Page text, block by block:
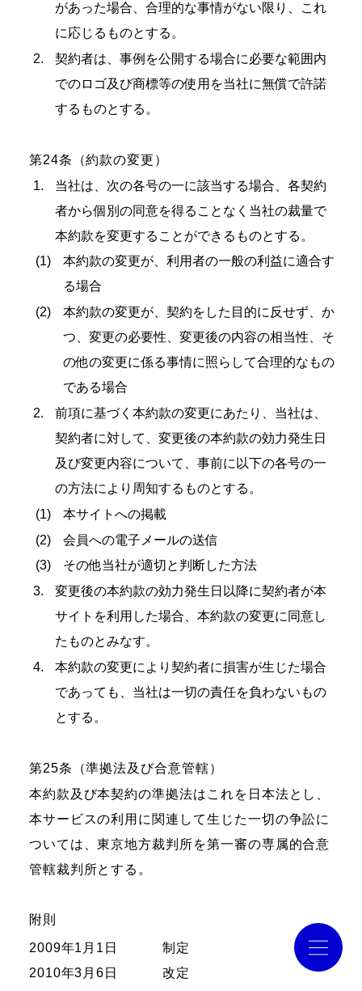
ホーム
機能一覧
目的・活用シーン
料金
導入事例
コラム
クラウドログ PC管理
があった場合、合理的な事情がない限り、これ
に応じるものとする。
契約者は、事例を公開する場合に必要な範囲内
でのロゴ及び商標等の使用を当社に無償で許諾
するものとする。
第24条（約款の変更）
当社は、次の各号の一に該当する場合、各契約
者から個別の同意を得ることなく当社の裁量で
本約款を変更することができるものとする。
本約款の変更が、利用者の一般の利益に適合す
る場合
本約款の変更が、契約をした目的に反せず、か
つ、変更の必要性、変更後の内容の相当性、そ
の他の変更に係る事情に照らして合理的なもの
である場合
前項に基づく本約款の変更にあたり、当社は、
契約者に対して、変更後の本約款の効力発生日
及び変更内容について、事前に以下の各号の一
の方法により周知するものとする。
本サイトへの掲載
会員への電子メールの送信
その他当社が適切と判断した方法
変更後の本約款の効力発生日以降に契約者が本
サイトを利用した場合、本約款の変更に同意し
たものとみなす。
本約款の変更により契約者に損害が生じた場合
であっても、当社は一切の責任を負わないもの
とする。
第25条（準拠法及び合意管轄）
本約款及び本契約の準拠法はこれを日本法とし、
本サービスの利用に関連して生じた一切の争訟に
ついては、東京地方裁判所を第一審の専属的合意
管轄裁判所とする。
附則
2009年1月1日
制定
2010年3月6日
改定